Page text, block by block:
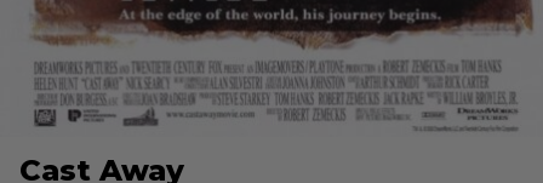
Cast Away